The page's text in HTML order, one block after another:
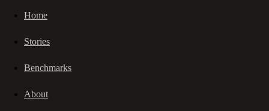
Home
Stories
Benchmarks
About